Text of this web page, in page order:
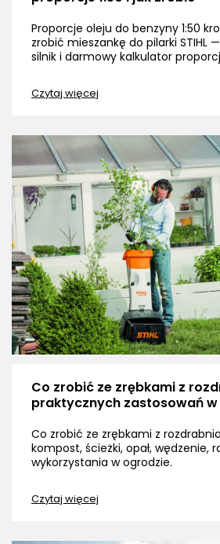
Proporcje oleju do benzyny 1:50
zrobić mieszankę do pilarki STIHL
silnik i darmowy kalkulator
Czytaj więcej
Co zrobić ze zrębkami z
praktycznych zastosowań
Co zrobić ze zrębkami z
kompost, ścieżki, opał, wędzenie,
wykorzystania w ogrodzie.
Czytaj więcej